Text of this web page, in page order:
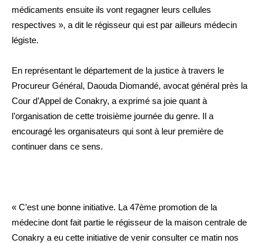
médicaments ensuite ils vont regagner leurs cellules
respectives », a dit le régisseur qui est par ailleurs médecin
légiste.
En représentant le département de la justice à travers le
Procureur Général, Daouda Diomandé, avocat général près la
Cour d’Appel de Conakry, a exprimé sa joie quant à
l’organisation de cette troisième journée du genre. Il a
encouragé les organisateurs qui sont à leur première de
continuer dans ce sens.
« C’est une bonne initiative. La 47ème promotion de la
médecine dont fait partie le régisseur de la maison centrale de
Conakry a eu cette initiative de venir consulter ce matin nos